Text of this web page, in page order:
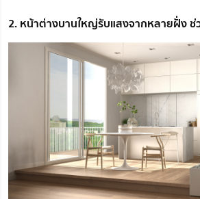
2. หน้าต่างบานใหญ่รับแสงจากหลายฝั่ง ช่